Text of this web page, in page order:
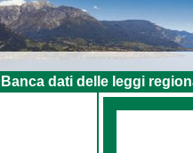
Banca dati delle leggi